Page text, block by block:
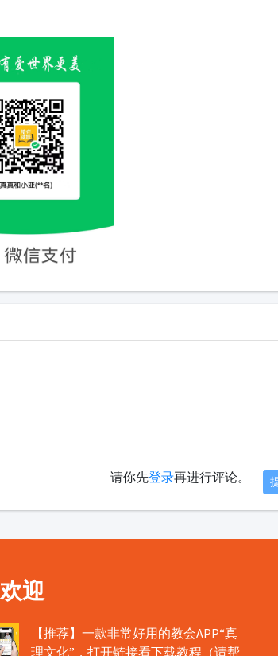
请你先登录再进行评论。
迎
【推荐】一款非常好用的教会APP“真
理文化”，打开链接看下载教程（请帮